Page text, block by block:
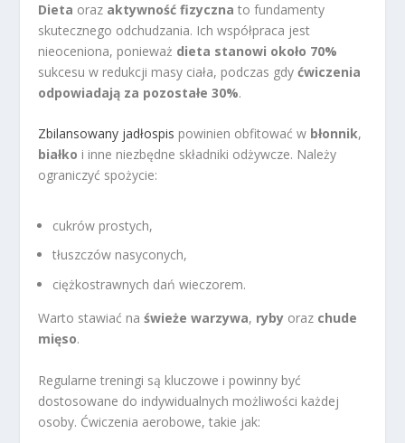
Dieta oraz aktywność fizyczna to fundamenty
skutecznego odchudzania. Ich współpraca jest
nieoceniona, ponieważ dieta stanowi około 70%
sukcesu w redukcji masy ciała, podczas gdyćwiczenia
odpowiadają za pozostałe 30%.
Zbilansowany jadłospis powinien obfitować w błonnik,
białko i inne niezbędne składniki odżywcze. Należy
ograniczyć spożycie:
cukrów prostych,
tłuszczów nasyconych,
ciężkostrawnych dań wieczorem.
Warto stawiać naświeże warzywa, ryby oraz chude
mięso.
Regularne treningi są kluczowe i powinny być
dostosowane do indywidualnych możliwości każdej
osoby. Ćwiczenia aerobowe, takie jak: